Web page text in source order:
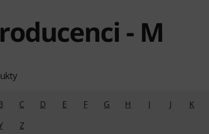
- M
C D E F G H I J K
Z